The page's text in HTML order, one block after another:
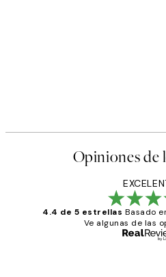
Opiniones de
4.4 de 5 estrellas Basado
Ve algunas de las